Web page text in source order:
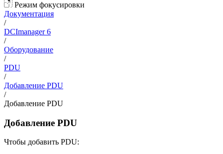
Режим фокусировки
Документация
/
DCImanager 6
/
Оборудование
/
PDU
/
Добавление PDU
/
Добавление PDU
Добавление PDU
Чтобы добавить PDU: